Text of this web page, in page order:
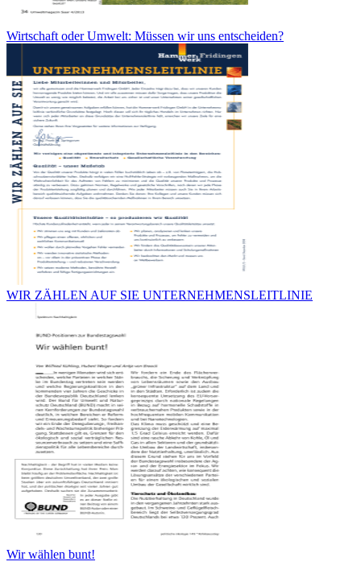
Wirtschaft oder Umwelt: Müssen wir uns entscheiden?
WIR ZÄHLEN AUF SIE UNTERNEHMENSLEITLINIE
Wir wählen bunt!